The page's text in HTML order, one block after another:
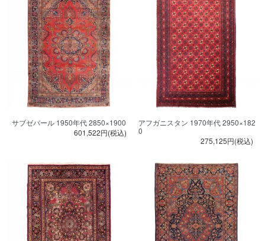
サブゼバール 1950年代 2850×1900
601,522円(税込)
アフガニスタン 1970年代 2950×182
0
275,125円(税込)